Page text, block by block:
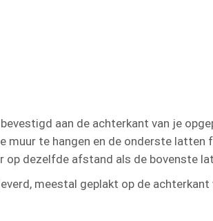
aan de achterkant van je
muur te hangen en de onderste
op dezelfde afstand als de bovenste
meestal geplakt op de